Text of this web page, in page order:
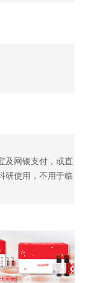
及网银支付，或直
研使用，不用于临